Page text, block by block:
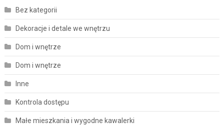
Bez kategorii
Dekoracje i detale we wnętrzu
Dom i wnętrze
Dom i wnętrze
Inne
Kontrola dostępu
Małe mieszkania i wygodne kawalerki